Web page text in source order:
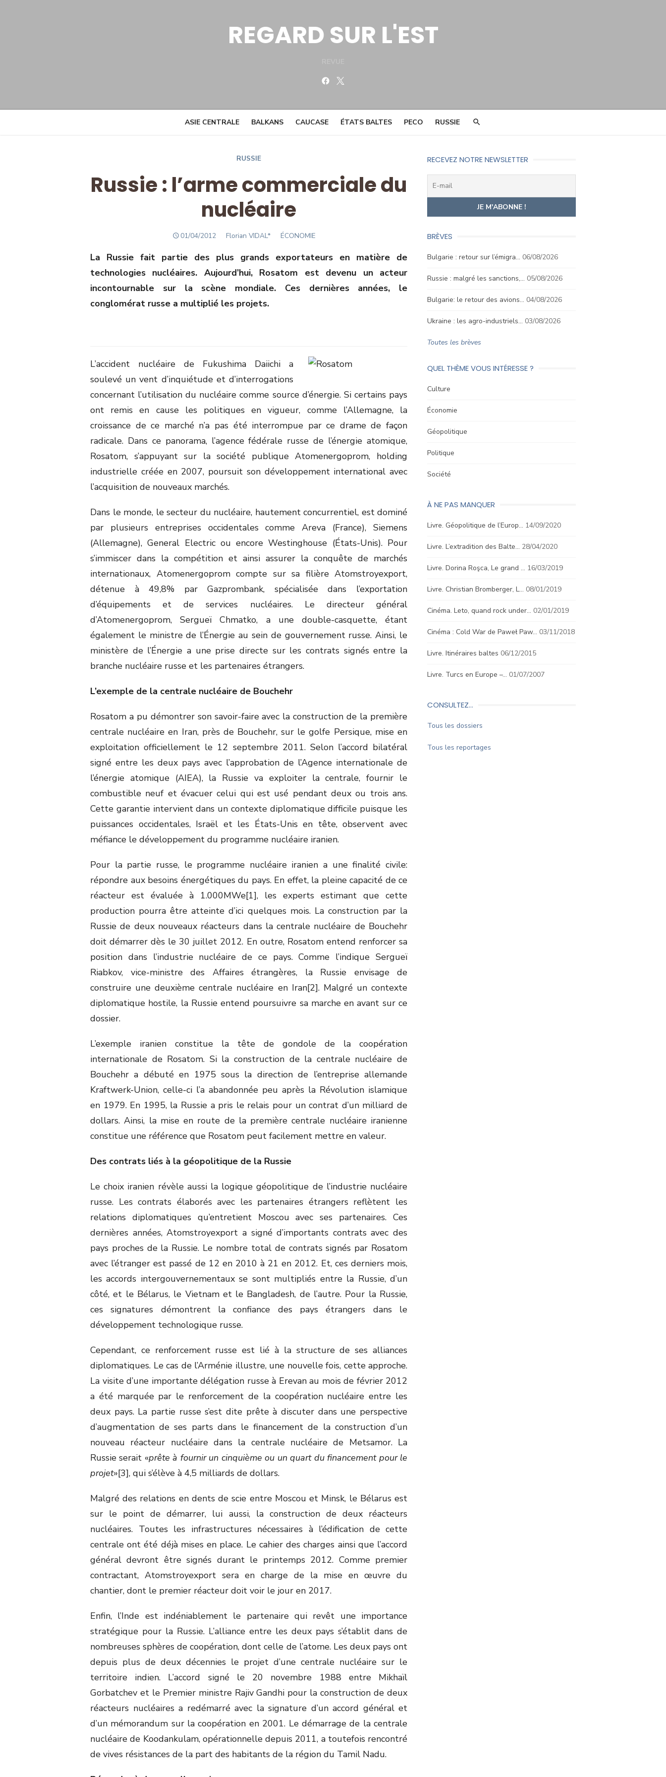
REGARD SUR L'EST
Facebook
ASIE CENTRALE BALKANS CAUCASE ÉTATS BALTES PECO RUSSIE
RUSSIE
Russie : l’arme commerciale du
nucléaire
POSTED
01/04/2012 Author
Florian VIDAL* ÉCONOMIE
La Russie fait partie des plus grands exportateurs en matière de
technologies nucléaires. Aujourd’hui, Rosatom est devenu un acteur
incontournable sur la scène mondiale. Ces dernières années, le
conglomérat russe a multiplié les projets.
L’accident nucléaire de Fukushima Daiichi a
soulevé un vent d’inquiétude et d’interrogations
concernant l’utilisation du nucléaire comme source d’énergie. Si certains pays
ont remis en cause les politiques en vigueur, comme l’Allemagne, la
croissance de ce marché n’a pas été interrompue par ce drame de façon
radicale. Dans ce panorama, l’agence fédérale russe de l’énergie atomique,
Rosatom, s’appuyant sur la société publique Atomenergoprom, holding
industrielle créée en 2007, poursuit son développement international avec
l’acquisition de nouveaux marchés.
Dans le monde, le secteur du nucléaire, hautement concurrentiel, est dominé
par plusieurs entreprises occidentales comme Areva (France), Siemens
(Allemagne), General Electric ou encore Westinghouse (États-Unis). Pour
s’immiscer dans la compétition et ainsi assurer la conquête de marchés
internationaux, Atomenergoprom compte sur sa filière Atomstroyexport,
détenue à 49,8% par Gazprombank, spécialisée dans l’exportation
d’équipements et de services nucléaires. Le directeur général
d’Atomenergoprom, Sergueï Chmatko, a une double-casquette, étant
également le ministre de l’Énergie au sein de gouvernement russe. Ainsi, le
ministère de l’Énergie a une prise directe sur les contrats signés entre la
branche nucléaire russe et les partenaires étrangers.
L’exemple de la centrale nucléaire de Bouchehr
Rosatom a pu démontrer son savoir-faire avec la construction de la première
centrale nucléaire en Iran, près de Bouchehr, sur le golfe Persique, mise en
exploitation officiellement le 12 septembre 2011. Selon l’accord bilatéral
signé entre les deux pays avec l’approbation de l’Agence internationale de
l’énergie atomique (AIEA), la Russie va exploiter la centrale, fournir le
combustible neuf et évacuer celui qui est usé pendant deux ou trois ans.
Cette garantie intervient dans un contexte diplomatique difficile puisque les
puissances occidentales, Israël et les États-Unis en tête, observent avec
méfiance le développement du programme nucléaire iranien.
Pour la partie russe, le programme nucléaire iranien a une finalité civile:
répondre aux besoins énergétiques du pays. En effet, la pleine capacité de ce
réacteur est évaluée à 1.000MWe[1], les experts estimant que cette
production pourra être atteinte d’ici quelques mois. La construction par la
Russie de deux nouveaux réacteurs dans la centrale nucléaire de Bouchehr
doit démarrer dès le 30 juillet 2012. En outre, Rosatom entend renforcer sa
position dans l’industrie nucléaire de ce pays. Comme l’indique Sergueï
Riabkov, vice-ministre des Affaires étrangères, la Russie envisage de
construire une deuxième centrale nucléaire en Iran[2]. Malgré un contexte
diplomatique hostile, la Russie entend poursuivre sa marche en avant sur ce
dossier.
L’exemple iranien constitue la tête de gondole de la coopération
internationale de Rosatom. Si la construction de la centrale nucléaire de
Bouchehr a débuté en 1975 sous la direction de l’entreprise allemande
Kraftwerk-Union, celle-ci l’a abandonnée peu après la Révolution islamique
en 1979. En 1995, la Russie a pris le relais pour un contrat d’un milliard de
dollars. Ainsi, la mise en route de la première centrale nucléaire iranienne
constitue une référence que Rosatom peut facilement mettre en valeur.
Des contrats liés à la géopolitique de la Russie
Le choix iranien révèle aussi la logique géopolitique de l’industrie nucléaire
russe. Les contrats élaborés avec les partenaires étrangers reflètent les
relations diplomatiques qu’entretient Moscou avec ses partenaires. Ces
dernières années, Atomstroyexport a signé d’importants contrats avec des
pays proches de la Russie. Le nombre total de contrats signés par Rosatom
avec l’étranger est passé de 12 en 2010 à 21 en 2012. Et, ces derniers mois,
les accords intergouvernementaux se sont multipliés entre la Russie, d’un
côté, et le Bélarus, le Vietnam et le Bangladesh, de l’autre. Pour la Russie,
ces signatures démontrent la confiance des pays étrangers dans le
développement technologique russe.
Cependant, ce renforcement russe est lié à la structure de ses alliances
diplomatiques. Le cas de l’Arménie illustre, une nouvelle fois, cette approche.
La visite d’une importante délégation russe à Erevan au mois de février 2012
a été marquée par le renforcement de la coopération nucléaire entre les
deux pays. La partie russe s’est dite prête à discuter dans une perspective
d’augmentation de ses parts dans le financement de la construction d’un
nouveau réacteur nucléaire dans la centrale nucléaire de Metsamor. La
Russie serait «prête à fournir un cinquième ou un quart du financement pour le
projet»[3], qui s’élève à 4,5 milliards de dollars.
Malgré des relations en dents de scie entre Moscou et Minsk, le Bélarus est
sur le point de démarrer, lui aussi, la construction de deux réacteurs
nucléaires. Toutes les infrastructures nécessaires à l’édification de cette
centrale ont été déjà mises en place. Le cahier des charges ainsi que l’accord
général devront être signés durant le printemps 2012. Comme premier
contractant, Atomstroyexport sera en charge de la mise en œuvre du
chantier, dont le premier réacteur doit voir le jour en 2017.
Enfin, l’Inde est indéniablement le partenaire qui revêt une importance
stratégique pour la Russie. L’alliance entre les deux pays s’établit dans de
nombreuses sphères de coopération, dont celle de l’atome. Les deux pays ont
depuis plus de deux décennies le projet d’une centrale nucléaire sur le
territoire indien. L’accord signé le 20 novembre 1988 entre Mikhaïl
Gorbatchev et le Premier ministre Rajiv Gandhi pour la construction de deux
réacteurs nucléaires a redémarré avec la signature d’un accord général et
d’un mémorandum sur la coopération en 2001. Le démarrage de la centrale
nucléaire de Koodankulam, opérationnelle depuis 2011, a toutefois rencontré
de vives résistances de la part des habitants de la région du Tamil Nadu.
RECEVEZ NOTRE NEWSLETTER
BRÈVES
Bulgarie : retour sur l’émigra… 06/08/2026
Russie : malgré les sanctions,… 05/08/2026
Bulgarie: le retour des avions… 04/08/2026
Ukraine : les agro-industriels… 03/08/2026
Toutes les brèves
QUEL THÈME VOUS INTÉRESSE ?
Culture
Économie
Géopolitique
Politique
Société
À NE PAS MANQUER
Livre. Géopolitique de l’Europ… 14/09/2020
Livre. L’extradition des Balte… 28/04/2020
Livre. Dorina Roşca, Le grand … 16/03/2019
Livre. Christian Bromberger, L… 08/01/2019
Cinéma. Leto, quand rock under… 02/01/2019
Cinéma : Cold War de Paweł Paw… 03/11/2018
Livre. Itinéraires baltes 06/12/2015
Livre. Turcs en Europe –… 01/07/2007
CONSULTEZ…
Tous les dossiers
Tous les reportages